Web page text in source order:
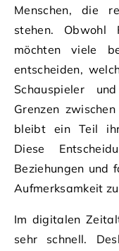
Menschen, die
stehen. Obwohl
möchten viele
entscheiden,
Schauspieler
Grenzen
bleibt ein Teil
Diese
Beziehungen und
Aufmerksamkeit
Im digitalen
sehr schnell.